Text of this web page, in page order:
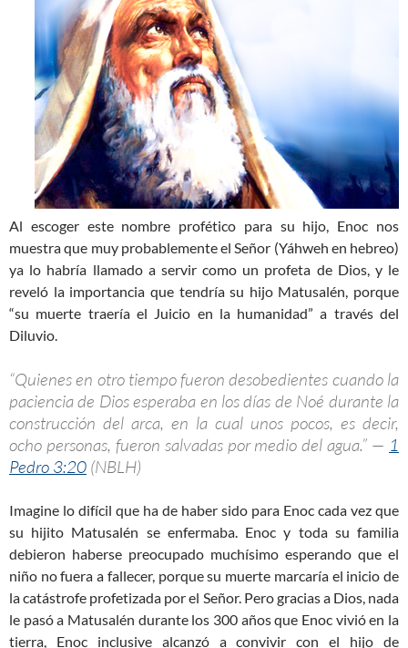
Al escoger este nombre profético para su hijo, Enoc nos
muestra que muy probablemente el Señor (Yáhweh en hebreo)
ya lo habría llamado a servir como un profeta de Dios, y le
reveló la importancia que tendría su hijo Matusalén, porque
“su muerte traería el Juicio en la humanidad” a través del
Diluvio.
“Quienes en otro tiempo fueron desobedientes cuando la
paciencia de Dios esperaba en los días de Noé durante la
construcción del arca, en la cual unos pocos, es decir,
ocho personas, fueron salvadas por medio del agua.” — 1
Pedro 3:20 (NBLH)
Imagine lo difícil que ha de haber sido para Enoc cada vez que
su hijito Matusalén se enfermaba. Enoc y toda su familia
debieron haberse preocupado muchísimo esperando que el
niño no fuera a fallecer, porque su muerte marcaría el inicio de
la catástrofe profetizada por el Señor. Pero gracias a Dios, nada
le pasó a Matusalén durante los 300 años que Enoc vivió en la
tierra, Enoc inclusive alcanzó a convivir con el hijo de